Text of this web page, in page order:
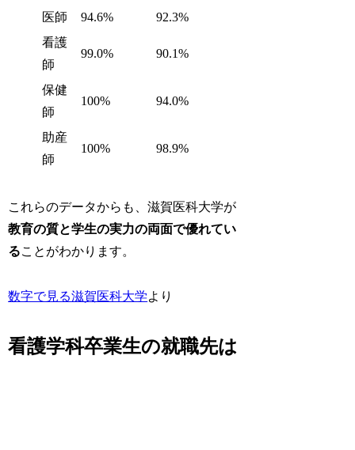
医師
94.6%
92.3%
看護
師
99.0% 90.1%
保健
師
100% 94.0%
助産
師
100% 98.9%
これらのデータからも、滋賀医科大学が
教育の質と学生の実力の両面で優れてい
ることがわかります。
数字で見る滋賀医科大学より
看護学科卒業生の就職先は